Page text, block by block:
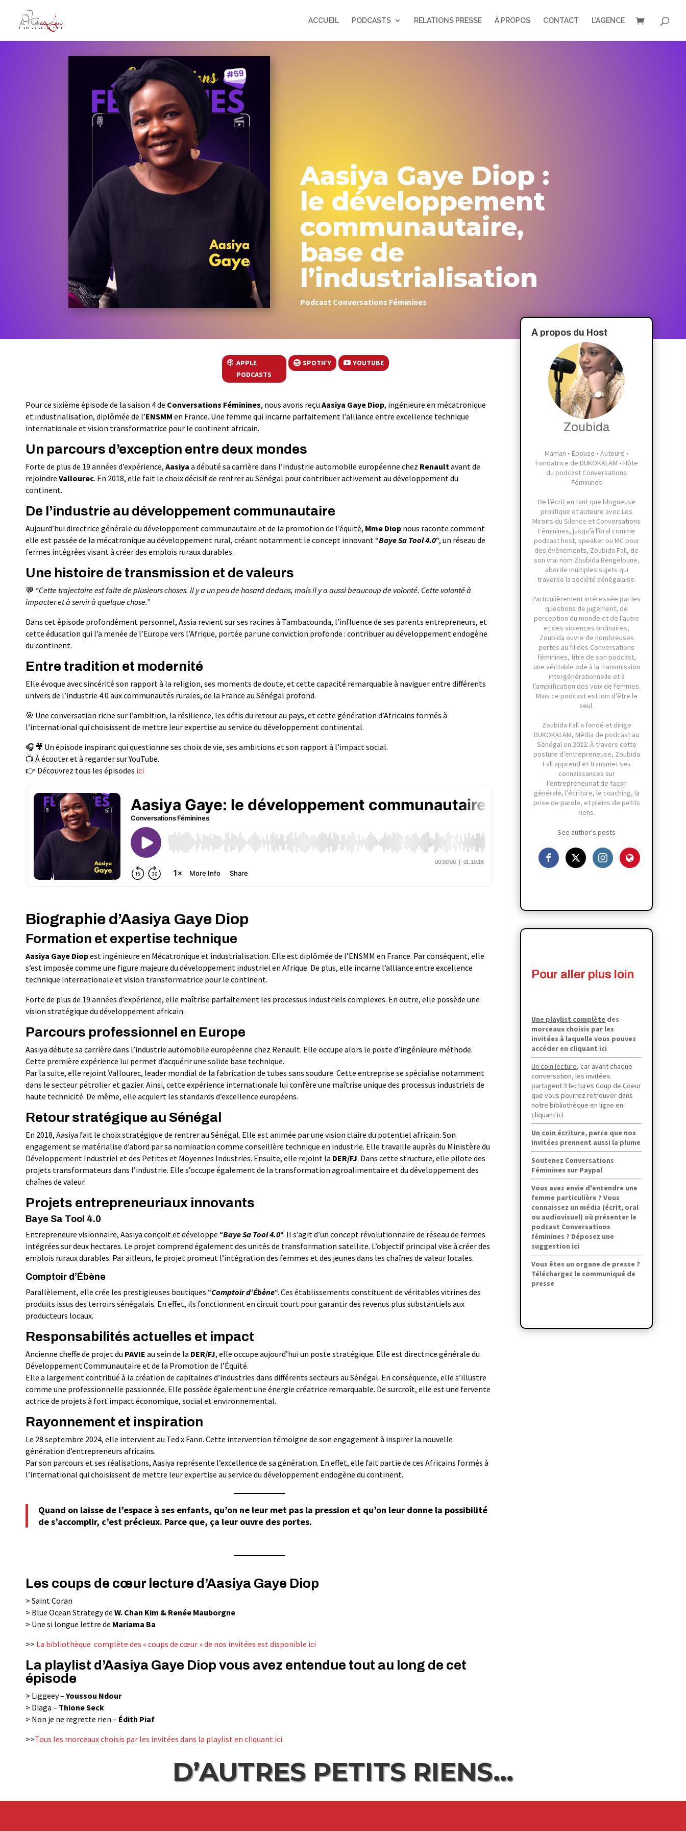
ACCUEIL PODCASTS RELATIONS PRESSE À PROPOS CONTACT L’AGENCE
Aasiya Gaye Diop :
le développement
communautaire,
base de
l’industrialisation
Podcast Conversations Féminines
APPLE
PODCASTS
SPOTIFY YOUTUBE
Pour ce sixième épisode de la saison 4 de Conversations Féminines, nous avons reçu Aasiya Gaye Diop, ingénieure en mécatronique
et industrialisation, diplômée de l’ENSMM en France. Une femme qui incarne parfaitement l’alliance entre excellence technique
internationale et vision transformatrice pour le continent africain.
Un parcours d’exception entre deux mondes
Forte de plus de 19 années d’expérience, Aasiya a débuté sa carrière dans l’industrie automobile européenne chez Renaultavant de
rejoindre Vallourec. En 2018, elle fait le choix décisif de rentrer au Sénégal pour contribuer activement au développement du
continent.
De l’industrie au développement communautaire
Aujourd’hui directrice générale du développement communautaire et de la promotion de l’équité, Mme Diop nous raconte comment
elle est passée de la mécatronique au développement rural, créant notamment le concept innovant “Baye Sa Tool 4.0“, un réseau de
fermes intégrées visant à créer des emplois ruraux durables.
Une histoire de transmission et de valeurs
💬 “Cette trajectoire est faite de plusieurs choses. Il y a un peu de hasard dedans, mais il y a aussi beaucoup de volonté. Cette volonté à
impacter et à servir à quelque chose.”
Dans cet épisode profondément personnel, Assia revient sur ses racines à Tambacounda, l’influence de ses parents entrepreneurs, et
cette éducation qui l’a menée de l’Europe vers l’Afrique, portée par une conviction profonde : contribuer au développement endogène
du continent.
Entre tradition et modernité
Elle évoque avec sincérité son rapport à la religion, ses moments de doute, et cette capacité remarquable à naviguer entre différents
univers de l’industrie 4.0 aux communautés rurales, de la France au Sénégal profond.
🎯 Une conversation riche sur l’ambition, la résilience, les défis du retour au pays, et cette génération d’Africains formés à
l’international qui choisissent de mettre leur expertise au service du développement continental.
🎧🎥 Un épisode inspirant qui questionne ses choix de vie, ses ambitions et son rapport à l’impact social.
📺 À écouter et à regarder sur YouTube.
👉 Découvrez tous les épisodes ici
Biographie d’Aasiya Gaye Diop
Formation et expertise technique
Aasiya Gaye Diopest ingénieure en Mécatronique et industrialisation. Elle est diplômée de l’ENSMM en France. Par conséquent, elle
s’est imposée comme une figure majeure du développement industriel en Afrique. De plus, elle incarne l’alliance entre excellence
technique internationale et vision transformatrice pour le continent.
Forte de plus de 19 années d’expérience, elle maîtrise parfaitement les processus industriels complexes. En outre, elle possède une
vision stratégique du développement africain.
Parcours professionnel en Europe
Aasiya débute sa carrière dans l’industrie automobile européenne chez Renault. Elle occupe alors le poste d’ingénieure méthode.
Cette première expérience lui permet d’acquérir une solide base technique.
Par la suite, elle rejoint Vallourec, leader mondial de la fabrication de tubes sans soudure. Cette entreprise se spécialise notamment
dans le secteur pétrolier et gazier. Ainsi, cette expérience internationale lui confère une maîtrise unique des processus industriels de
haute technicité. De même, elle acquiert les standards d’excellence européens.
Retour stratégique au Sénégal
En 2018, Aasiya fait le choix stratégique de rentrer au Sénégal. Elle est animée par une vision claire du potentiel africain. Son
engagement se matérialise d’abord par sa nomination comme conseillère technique en industrie. Elle travaille auprès du Ministère du
Développement Industriel et des Petites et Moyennes Industries. Ensuite, elle rejoint la DER/FJ. Dans cette structure, elle pilote des
projets transformateurs dans l’industrie. Elle s’occupe également de la transformation agroalimentaire et du développement des
chaînes de valeur.
Projets entrepreneuriaux innovants
Baye Sa Tool 4.0
Entrepreneure visionnaire, Aasiya conçoit et développe “Baye Sa Tool 4.0“. Il s’agit d’un concept révolutionnaire de réseau de fermes
intégrées sur deux hectares. Le projet comprend également des unités de transformation satellite. L’objectif principal vise à créer des
emplois ruraux durables. Par ailleurs, le projet promeut l’intégration des femmes et des jeunes dans les chaînes de valeur locales.
Comptoir d’Ébène
Parallèlement, elle crée les prestigieuses boutiques “Comptoir d’Ébène“. Ces établissements constituent de véritables vitrines des
produits issus des terroirs sénégalais. En effet, ils fonctionnent en circuit court pour garantir des revenus plus substantiels aux
producteurs locaux.
Responsabilités actuelles et impact
Ancienne cheffe de projet du PAVIE au sein de la DER/FJ, elle occupe aujourd’hui un poste stratégique. Elle est directrice générale du
Développement Communautaire et de la Promotion de l’Équité.
Elle a largement contribué à la création de capitaines d’industries dans différents secteurs au Sénégal. En conséquence, elle s’illustre
comme une professionnelle passionnée. Elle possède également une énergie créatrice remarquable. De surcroît, elle est une fervente
actrice de projets à fort impact économique, social et environnemental.
Rayonnement et inspiration
Le 28 septembre 2024, elle intervient au Ted x Fann. Cette intervention témoigne de son engagement à inspirer la nouvelle
génération d’entrepreneurs africains.
Par son parcours et ses réalisations, Aasiya représente l’excellence de sa génération. En effet, elle fait partie de ces Africains formés à
l’international qui choisissent de mettre leur expertise au service du développement endogène du continent.
Quand on laisse de l’espace à ses enfants, qu’on ne leur met pas la pression et qu’on leur donne la possibilité
de s’accomplir, c’est précieux. Parce que, ça leur ouvre des portes.
Les coups de cœur lecture d’Aasiya Gaye Diop
> Saint Coran
> Blue Ocean Strategy de W. Chan Kim & Renée Mauborgne
> Une si longue lettre de Mariama Ba
>> La bibliothèque complète des « coups de cœur » de nos invitées est disponible ici
La playlist d’Aasiya Gaye Diop vous avez entendue tout au long de cet
épisode
> Liggeey – Youssou Ndour
> Diaga – Thione Seck
> Non je ne regrette rien – Édith Piaf
>>Tous les morceaux choisis par les invitées dans la playlist en cliquant ici
À propos du Host
Zoubida
Maman • Épouse • Auteure •
Fondatrice de DUKOKALAM • Hôte
du podcast Conversations
Féminines
De l’écrit en tant que blogueuse
prolifique et auteure avec Les
Miroirs du Silence et Conversations
Féminines, jusqu’à l’oral comme
podcast host, speaker ou MC pour
des évènements, Zoubida Fall, de
son vrai nom Zoubida Bengeloune,
aborde multiples sujets qui
traverse la société sénégalaise.
Particulièrement intéressée par les
questions de jugement, de
perception du monde et de l’autre
et des violences ordinaires,
Zoubida ouvre de nombreuses
portes au fil des Conversations
féminines, titre de son podcast,
une véritable ode à la transmission
intergénérationnelle et à
l’amplification des voix de femmes.
Mais ce podcast est loin d’être le
seul.
Zoubida Fall a fondé et dirige
DUKOKALAM, Média de podcast au
Sénégal en 2022. À travers cette
posture d’entrepreneuse, Zoubida
Fall apprend et transmet ses
connaissances sur
l’entrepreneuriat de façon
générale, l’écriture, le coaching, la
prise de parole, et pleins de petits
riens.
See author's posts
Pour aller plus loin
Une playlist complète des
morceaux choisis par les
invitées à laquellevous pouvez
accéder en cliquant ici
Un coin lecture, car avant chaque
conversation, les invitées
partagent 3 lectures Coup de Coeur
que vous pourrez retrouver dans
notre bibliothèque en ligne en
cliquant ici
Un coin écriture, parce que nos
invitées prennent aussi la plume
Soutenez Conversations
Féminines sur Paypal
Vous avez envie d'entendre une
femme particulière ? Vous
connaissez un média (écrit, oral
ou audiovisuel) où présenter le
podcast Conversations
féminines ? Déposez une
suggestion ici
Vous êtes un organe de presse ?
Téléchargez le communiqué de
presse
D’AUTRES PETITS RIENS…